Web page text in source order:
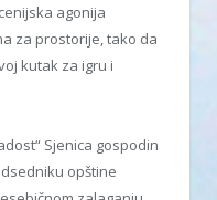
agonija
za prostorije, tako da
kutak za igru i
Sjenica gospodin
opštine